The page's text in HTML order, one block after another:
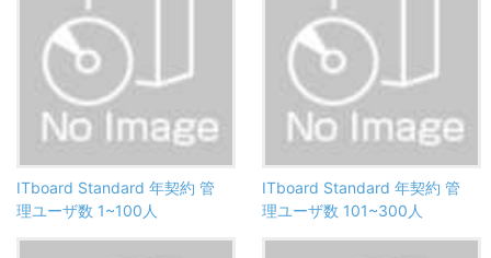
ITboard Standard 年契約 管
理ユーザ数 1~100人
ITboard Standard 年契約 管
理ユーザ数 101~300人